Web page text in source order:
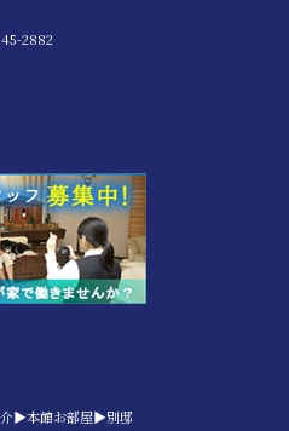
2882
▶本館お部屋▶別邸